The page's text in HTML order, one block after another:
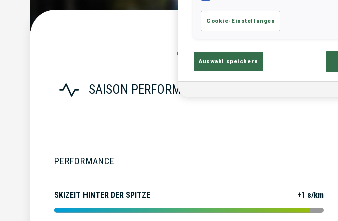
SAISON PERFORMANCE
PERFORMANCE
SKIZEIT HINTER DER SPITZE +1 s/km
Cookie-Einstellungen
Auswahl speichern